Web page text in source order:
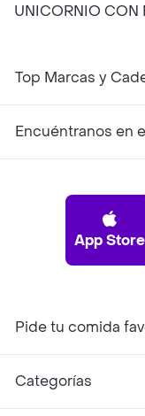
UNICORNIO CON
Top Marcas y
Encuéntranos en
App Store
Pide tu comida
Categorías